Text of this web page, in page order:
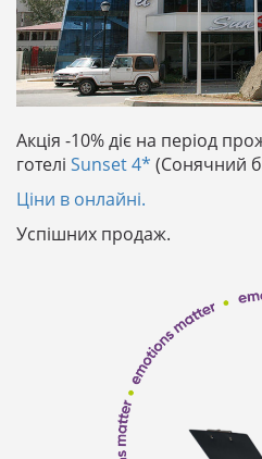
Акція -10% діє на період
готелі Sunset 4* (Сонячний
Ціни в онлайні.
Успішних продаж.